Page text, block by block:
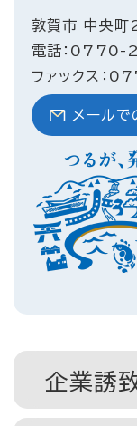
敦賀市 中央
電話：
ファックス
メール
企業誘